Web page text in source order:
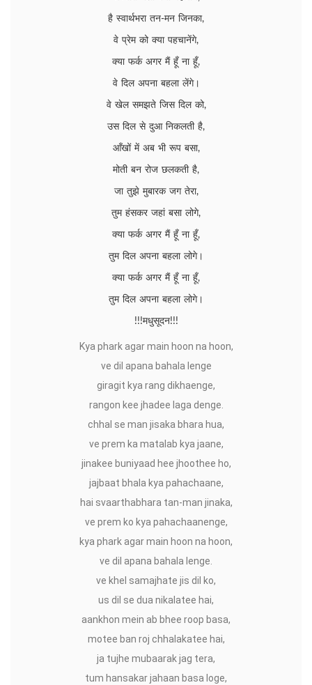
है स्वार्थभरा तन-मन जिनका,
वे प्रेम को क्या पहचानेंगे,
क्या फर्क अगर मैं हूँ ना हूँ,
वे दिल अपना बहला लेंगे।
वे खेल समझते जिस दिल को,
उस दिल से दुआ निकलती है,
आँखों में अब भी रूप बसा,
मोती बन रोज छलकती है,
जा तुझे मुबारक जग तेरा,
तुम हंसकर जहां बसा लोगे,
क्या फर्क अगर मैं हूँ ना हूँ,
तुम दिल अपना बहला लोगे।
क्या फर्क अगर मैं हूँ ना हूँ,
तुम दिल अपना बहला लोगे।
!!!मधुसूदन!!!
Kya phark agar main hoon na hoon,
ve dil apana bahala lenge
giragit kya rang dikhaenge,
rangon kee jhadee laga denge.
chhal se man jisaka bhara hua,
ve prem ka matalab kya jaane,
jinakee buniyaad hee jhoothee ho,
jajbaat bhala kya pahachaane,
hai svaarthabhara tan-man jinaka,
ve prem ko kya pahachaanenge,
kya phark agar main hoon na hoon,
ve dil apana bahala lenge.
ve khel samajhate jis dil ko,
us dil se dua nikalatee hai,
aankhon mein ab bhee roop basa,
motee ban roj chhalakatee hai,
ja tujhe mubaarak jag tera,
tum hansakar jahaan basa loge,